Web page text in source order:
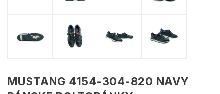
MUSTANG 4154-304-820 NAVY